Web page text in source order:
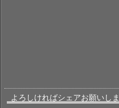
よろしければシェアお願いし